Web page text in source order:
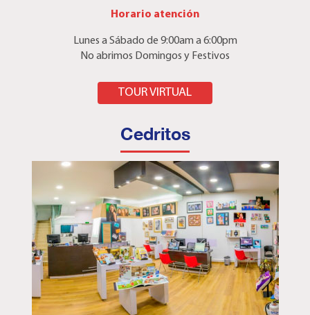
Horario atención
Lunes a Sábado de 9:00am a 6:00pm
No abrimos Domingos y Festivos
TOUR VIRTUAL
Cedritos